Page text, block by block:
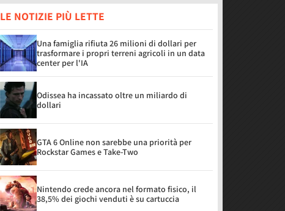
LE NOTIZIE PIÙ LETTE
Una famiglia rifiuta 26 milioni di dollari per
trasformare i propri terreni agricoli in un data
center per l'IA
Odissea ha incassato oltre un miliardo di
dollari
GTA 6 Online non sarebbe una priorità per
Rockstar Games e Take-Two
Nintendo crede ancora nel formato fisico, il
38,5% dei giochi venduti è su cartuccia